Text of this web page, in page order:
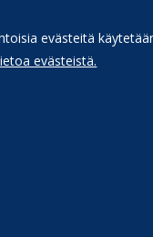
evästeitä
evästeistä.